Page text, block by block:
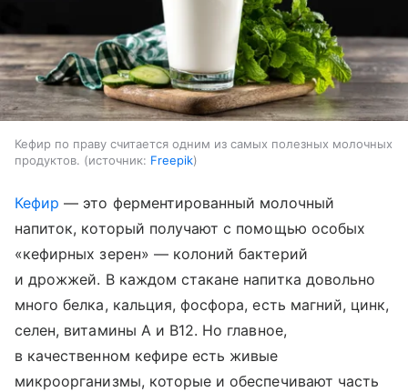
Кефир по праву считается одним из самых полезных молочных
продуктов.
источник: Freepik
Кефир — это ферментированный молочный
напиток, который получают с помощью особых
«кефирных зерен» — колоний бактерий
и дрожжей. В каждом стакане напитка довольно
много белка, кальция, фосфора, есть магний, цинк,
селен, витамины A и B12. Но главное,
в качественном кефире есть живые
микроорганизмы, которые и обеспечивают часть